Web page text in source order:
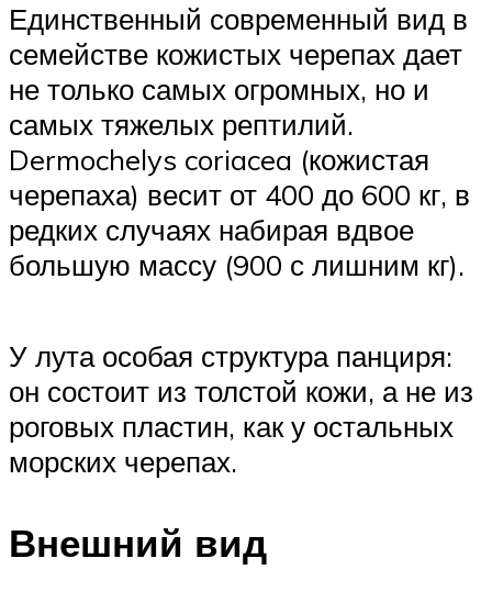
Единственный современный вид в
семействе кожистых черепах дает
не только самых огромных, но и
самых тяжелых рептилий.
Dermochelys coriacea (кожистая
черепаха) весит от 400 до 600 кг, в
редких случаях набирая вдвое
большую массу (900 с лишним кг).
У лута особая структура панциря:
он состоит из толстой кожи, а не из
роговых пластин, как у остальных
морских черепах.
Внешний вид